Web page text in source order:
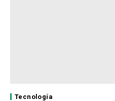
Tecnología